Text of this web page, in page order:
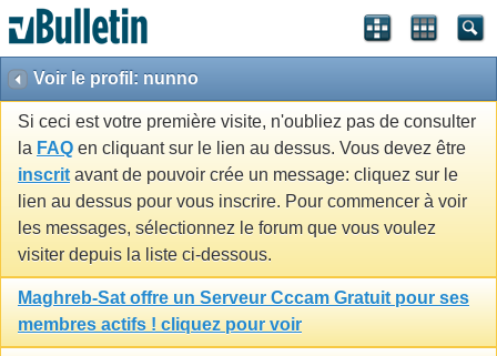
Voir le profil: nunno
Si ceci est votre première visite, n'oubliez pas de consulter
la FAQ en cliquant sur le lien au dessus. Vous devez être
inscrit avant de pouvoir crée un message: cliquez sur le
lien au dessus pour vous inscrire. Pour commencer à voir
les messages, sélectionnez le forum que vous voulez
visiter depuis la liste ci-dessous.
Maghreb-Sat offre un Serveur Cccam Gratuit pour ses
membres actifs ! cliquez pour voir